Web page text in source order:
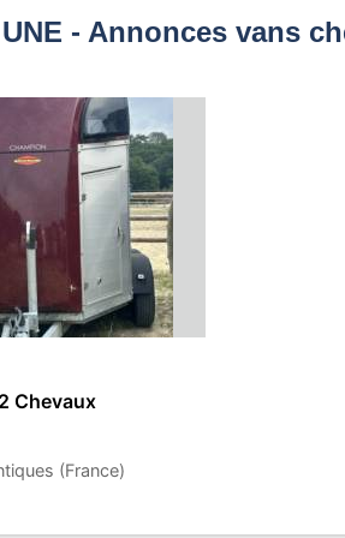
- Annonces vans
Chevaux
(France)